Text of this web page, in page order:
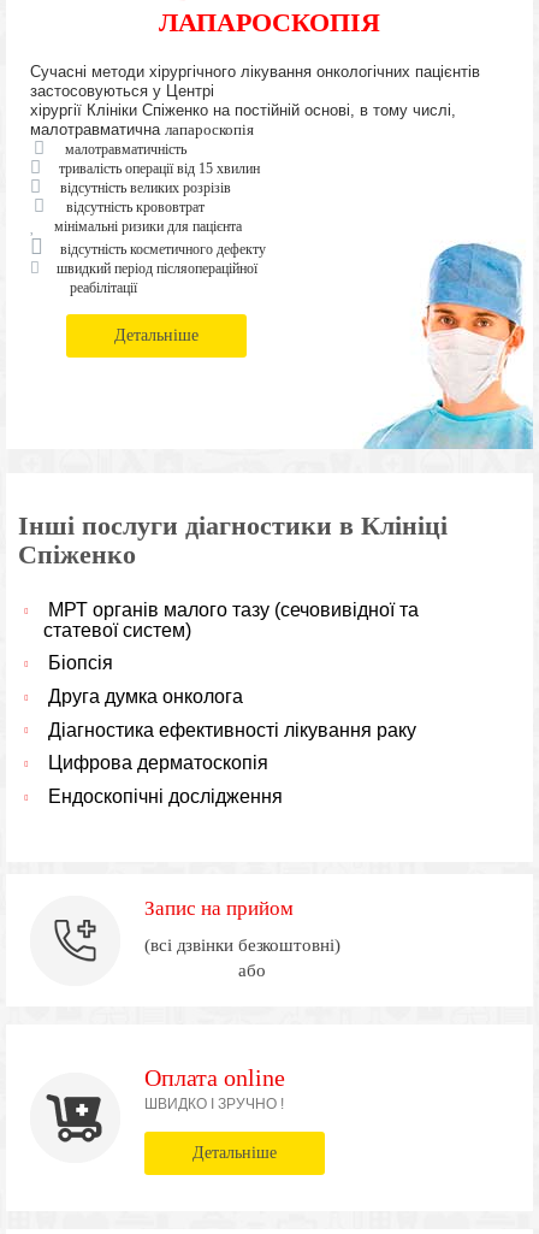
ЛАПАРОСКОПІЯ
Сучасні методи хірургічного лікування онкологічних пацієнтів
застосовуються у Центрі
хірургії Клініки Спіженко на постійній основі, в тому числі,
малотравматична лапароскопія
малотравматичність
тривалість операції від 15 хвилин
відсутність великих розрізів
відсутність крововтрат
мінімальні ризики для пацієнта
відсутність косметичного дефекту
швидкий період післяопераційної
реабілітації
Детальніше
Інші послуги діагностики в Клініці
Спіженко
МРТ органів малого тазу (сечовивідної та
статевої систем)
Біопсія
Друга думка онколога
Діагностика ефективності лікування раку
Цифрова дерматоскопія
Ендоскопічні дослідження
Запис на прийом
(всі дзвінки безкоштовні)
або
Оплата online
ШВИДКО І ЗРУЧНО !
Детальніше